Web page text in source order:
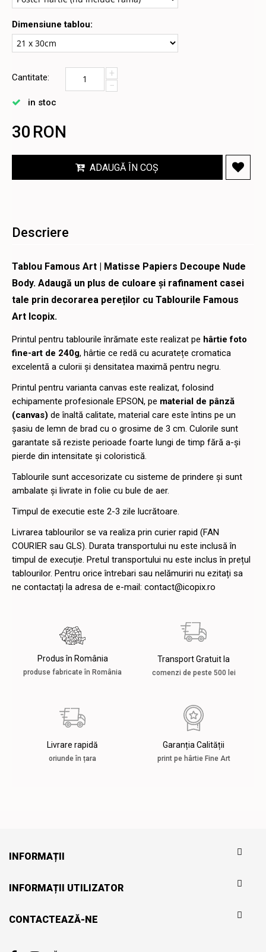
Dimensiune tablou:
Cantitate:
+
−
in stoc
30 RON
ADAUGĂ ÎN COȘ
Descriere
Tablou Famous Art | Matisse Papiers Decoupe Nude
Body. Adaugă un plus de culoare și rafinament casei
tale prin decorarea pereților cu Tablourile Famous
Art Icopix.
Printul pentru tablourile înrămate este realizat pe hârtie foto
fine-art de 240g, hârtie ce redă cu acuratețe cromatica
excelentă a culorii și densitatea maximă pentru negru.
Printul pentru varianta canvas este realizat, folosind
echipamente profesionale EPSON, pe material de pânză
(canvas) de înaltă calitate, material care este întins pe un
șasiu de lemn de brad cu o grosime de 3 cm. Culorile sunt
garantate să reziste perioade foarte lungi de timp fără a-și
pierde din intensitate și coloristică.
Tablourile sunt accesorizate cu sisteme de prindere și sunt
ambalate și livrate in folie cu bule de aer.
Timpul de executie este 2-3 zile lucrătoare.
Livrarea tablourilor se va realiza prin curier rapid (FAN
COURIER sau GLS). Durata transportului nu este inclusă în
timpul de execuție. Pretul transportului nu este inclus în prețul
tablourilor. Pentru orice întrebari sau nelămuriri nu ezitați sa
ne contactați la adresa de e-mail: contact@icopix.ro
Produs în România
produse fabricate în România
Transport Gratuit la
comenzi de peste 500 lei
Livrare rapidă
oriunde în țara
Garanția Calității
print pe hârtie Fine Art
INFORMAȚII
INFORMAȚII UTILIZATOR
CONTACTEAZĂ-NE